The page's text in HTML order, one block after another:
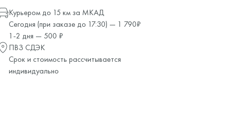
Курьером до 15 км за МКАД
Сегодня (при заказе до 17:30) — 1 790₽
1-2 дня — 500 ₽
ПВЗ СДЭК
Срок и стоимость рассчитывается
индивидуально